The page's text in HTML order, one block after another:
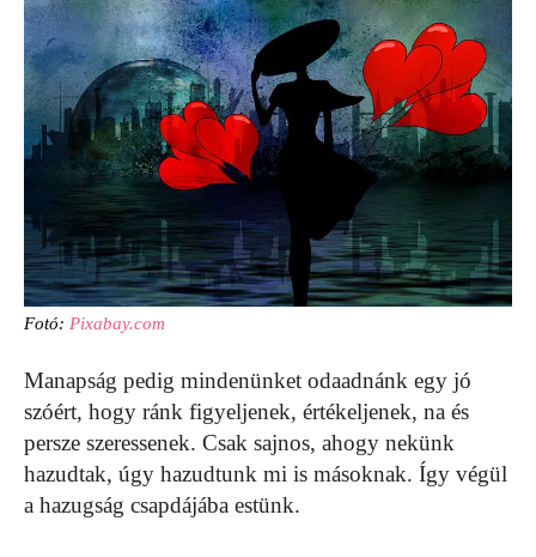
Fotó: Pixabay.com
Manapság pedig mindenünket odaadnánk egy jó
szóért, hogy ránk figyeljenek, értékeljenek, na és
persze szeressenek. Csak sajnos, ahogy nekünk
hazudtak, úgy hazudtunk mi is másoknak. Így végül
a hazugság csapdájába estünk.